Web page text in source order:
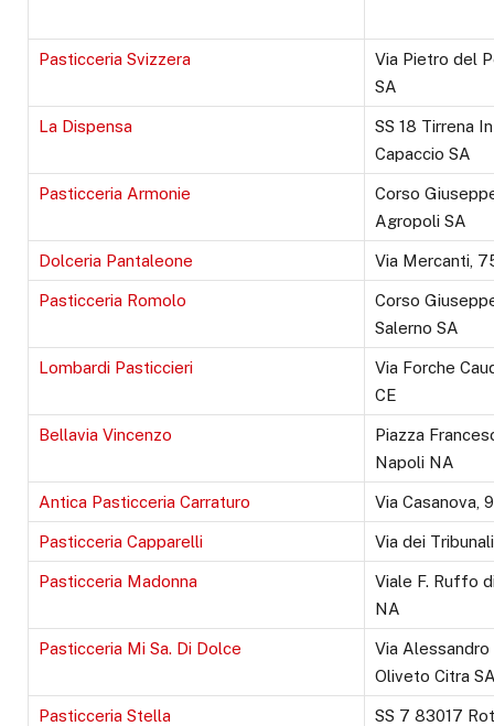
Pasticceria Svizzera
Via Pietro del
SA
La Dispensa
SS 18 Tirrena
Capaccio SA
Pasticceria Armonie
Corso
Agropoli SA
Dolceria Pantaleone Via Mercanti,
Pasticceria Romolo
Corso
Salerno SA
Lombardi Pasticcieri
Via Forche
CE
Bellavia Vincenzo
Piazza
Napoli NA
Antica Pasticceria Carraturo Via Casanova,
Pasticceria Capparelli Via dei
Pasticceria Madonna
Viale F. Ruffo
NA
Pasticceria Mi Sa. Di Dolce
Via
Oliveto Citra
Pasticceria Stella SS 7 83017